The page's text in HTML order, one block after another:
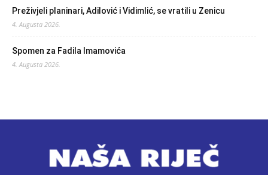
Preživjeli planinari, Adilović i Vidimlić, se vratili u Zenicu
4. Augusta 2026.
Spomen za Fadila Imamovića
4. Augusta 2026.